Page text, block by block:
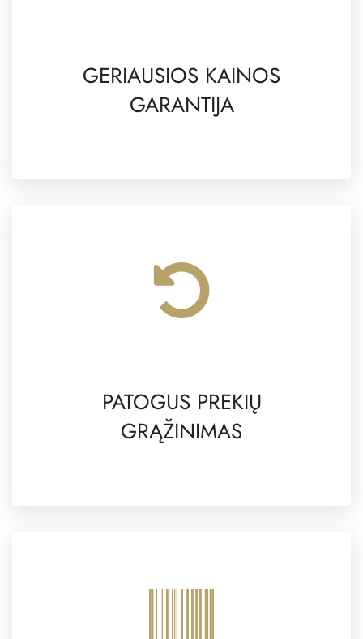
GERIAUSIOS KAINOS
GARANTIJA
PATOGUS PREKIŲ
GRĄŽINIMAS